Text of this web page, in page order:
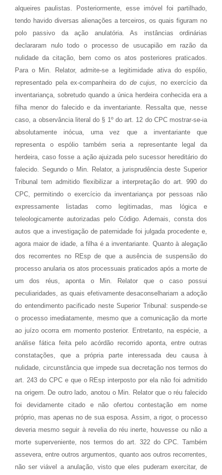
alqueires paulistas. Posteriormente, esse imóvel foi partilhado,
tendo havido diversas alienações a terceiros, os quais figuram no
polo passivo da ação anulatória. As instâncias ordinárias
declararam nulo todo o processo de usucapião em razão da
nulidade da citação, bem como os atos posteriores praticados.
Para o Min. Relator, admite-se a legitimidade ativa do espólio,
representado pela ex-companheira do de cujus, no exercício da
inventariança, sobretudo quando a única herdeira conhecida era a
filha menor do falecido e da inventariante. Ressalta que, nesse
caso, a observância literal do § 1º do art. 12 do CPC mostrar-se-ia
absolutamente inócua, uma vez que a inventariante que
representa o espólio também seria a representante legal da
herdeira, caso fosse a ação ajuizada pelo sucessor hereditário do
falecido. Segundo o Min. Relator, a jurisprudência deste Superior
Tribunal tem admitido flexibilizar a interpretação do art. 990 do
CPC, permitindo o exercício da inventariança por pessoas não
expressamente listadas como legitimadas, mas lógica e
teleologicamente autorizadas pelo Código. Ademais, consta dos
autos que a investigação de paternidade foi julgada procedente e,
agora maior de idade, a filha é a inventariante. Quanto à alegação
dos recorrentes no REsp de que a ausência de suspensão do
processo anularia os atos processuais praticados após a morte de
um dos réus, aponta o Min. Relator que o caso possui
peculiaridades, as quais efetivamente desaconselhariam a adoção
do entendimento pacificado neste Superior Tribunal: suspende-se
o processo imediatamente, mesmo que a comunicação da morte
ao juízo ocorra em momento posterior. Entretanto, na espécie, a
análise fática feita pelo acórdão recorrido aponta, entre outras
constatações, que a própria parte interessada deu causa à
nulidade, circunstância que impede sua decretação nos termos do
art. 243 do CPC e que o REsp interposto por ela não foi admitido
na origem. De outro lado, anotou o Min. Relator que o réu falecido
foi devidamente citado e não ofertou contestação em nome
próprio, mas apenas no de sua esposa. Assim, a rigor, o processo
deveria mesmo seguir à revelia do réu inerte, houvesse ou não a
morte superveniente, nos termos do art. 322 do CPC. Também
assevera, entre outros argumentos, quanto aos outros recorrentes,
não ser viável a anulação, visto que eles puderam exercitar, de